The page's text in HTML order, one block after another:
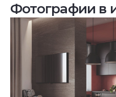
Фотографии в